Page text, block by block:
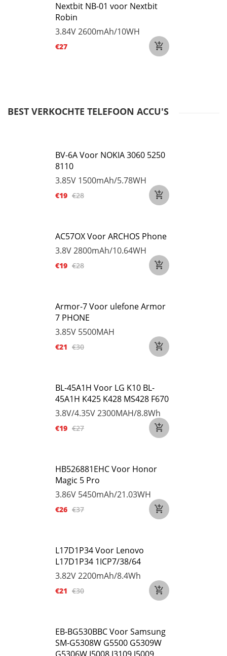
Nextbit NB-01 voor Nextbit
Robin
3.84V2600mAh/10WH
€27
BEST VERKOCHTE TELEFOON ACCU'S
BV-6A Voor NOKIA 3060 5250
8110
3.85V 1500mAh/5.78WH
€19 €28
AC57OX Voor ARCHOS Phone
3.8V2800mAh/10.64WH
€19 €28
Armor-7 Voor ulefone Armor
7 PHONE
3.85V 5500MAH
€21 €30
BL-45A1H Voor LG K10 BL-
45A1H K425 K428 MS428 F670
3.8V/4.35V2300MAH/8.8Wh
€19 €27
HB526881EHC Voor Honor
Magic 5 Pro
3.86V 5450mAh/21.03WH
€26 €37
L17D1P34 Voor Lenovo
L17D1P34 1ICP7/38/64
3.82V2200mAh/8.4Wh
€21 €30
EB-BG530BBC Voor Samsung
SM-G5308W G5500 G5309W